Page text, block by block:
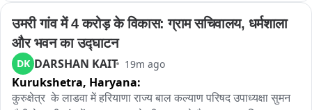
अभियान के दौरान 56 केस दर्ज किए गए
अवैध हथियार, मादक पदार्थ, अवैध शराब, नकदी और एक ट्रैक्टर जब्त
उमरी गांव में 4 करोड़ के विकास: ग्राम सचिवालय, धर्मशाला
और भवन का उद्घाटन
DK DARSHAN KAIT 19m ago
Kurukshetra, Haryana:
कुरुक्षेत्र  के लाडवा में हरियाणा राज्य बाल कल्याण परिषद उपाध्यक्षा सुमन